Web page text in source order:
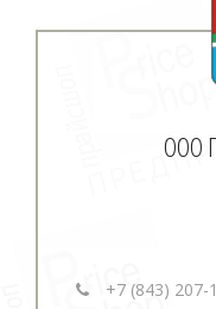
ООО
+7 (843) 207-